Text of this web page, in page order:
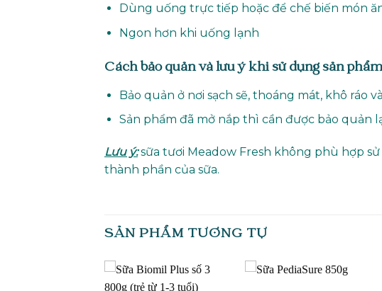
Dùng uống trực tiếp hoặc để chế biến món
Ngon hơn khi uống lạnh
Cách bảo quản và lưu ý khi sử dụng sản phẩm
Bảo quản ở nơi sạch sẽ, thoáng mát, khô ráo
Sản phẩm đã mở nắp thì cần được bảo quản
Lưu ý:sữa tươi Meadow Fresh không phù hợp
thành phần của sữa.
SẢN PHẨM TƯƠNG TỰ